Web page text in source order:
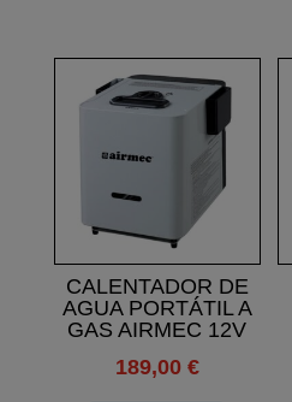
CALENTADOR DE
AGUA PORTÁTIL A
GAS AIRMEC 12V
189,00 €